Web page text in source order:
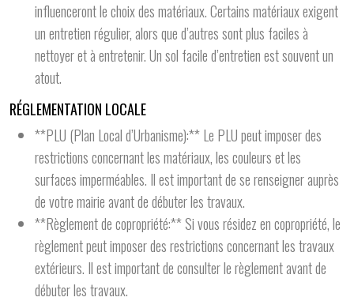
influenceront le choix des matériaux. Certains matériaux exigent
un entretien régulier, alors que d’autres sont plus faciles à
nettoyer et à entretenir. Un sol facile d’entretien est souvent un
atout.
RÉGLEMENTATION LOCALE
**PLU (Plan Local d’Urbanisme):** Le PLU peut imposer des
restrictions concernant les matériaux, les couleurs et les
surfaces imperméables. Il est important de se renseigner auprès
de votre mairie avant de débuter les travaux.
**Règlement de copropriété:** Si vous résidez en copropriété, le
règlement peut imposer des restrictions concernant les travaux
extérieurs. Il est important de consulter le règlement avant de
débuter les travaux.